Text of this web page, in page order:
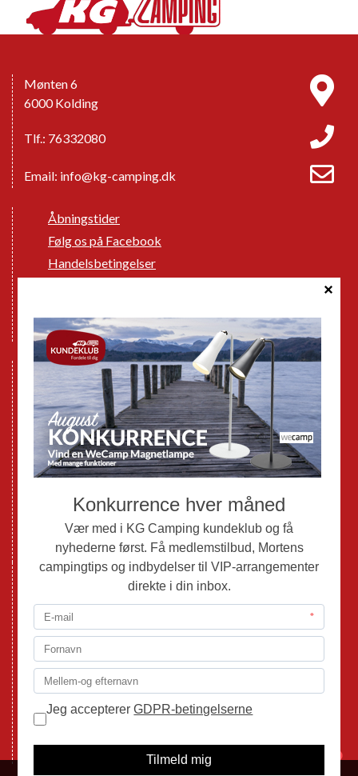
Mønten 6
6000 Kolding
Tlf.: 76332080
Email: info@kg-camping.dk
Åbningstider
Følg os på Facebook
Handelsbetingelser
GPDR - Optagelse af foto og video
Nye Campingvogne
Nye Autocampere og Vans
Brugte Campingvogne
Brugte Autocampere og Vans
Webshop
Mortens Campingtips
KG Camping Kundeklub
Nyheder
Adria
Adria Autocampere
Eriba
Fendt
Hobby
Randger Van